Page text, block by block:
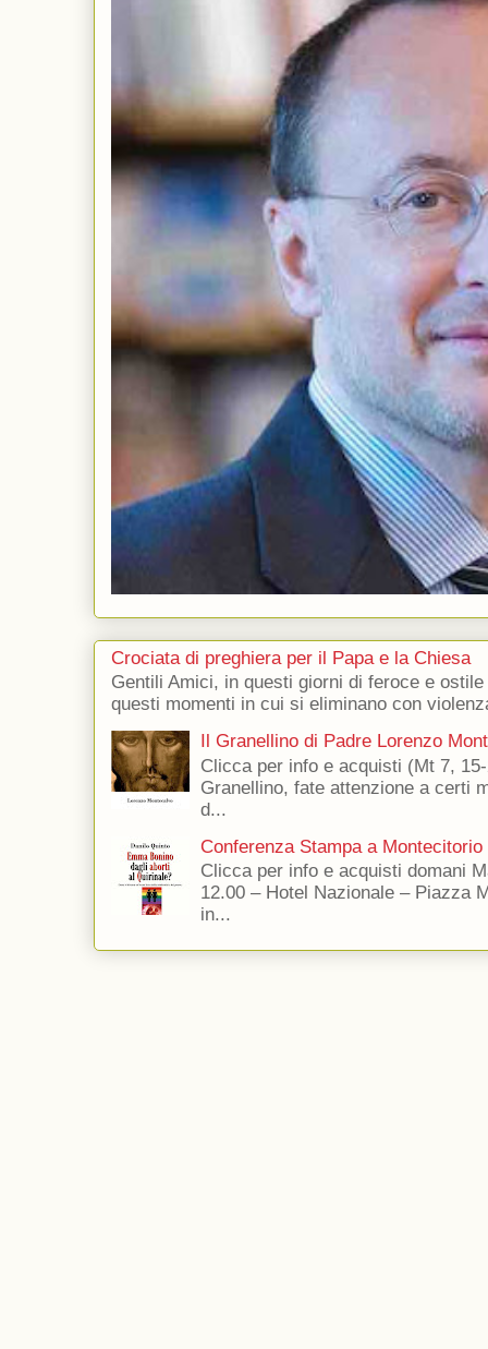
Crociata di preghiera per il Papa e la Chiesa
Gentili Amici, in questi giorni di feroce e
questi momenti in cui si eliminano con
Il Granellino di Padre Lorenzo
Clicca per info e acquisti (Mt 7,
Granellino, fate attenzione a certi
d...
Conferenza Stampa a Montecitorio
Clicca per info e acquisti domani
12.00 – Hotel Nazionale – Piazza
in...